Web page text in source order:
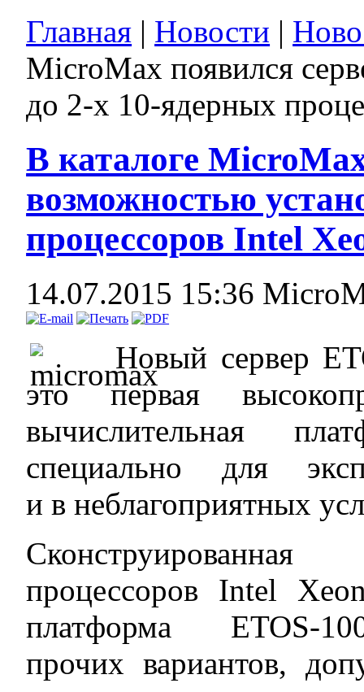
Главная | Новости |
MicroMax появился
до 2-х 10-ядерных
В каталоге
возможностью
процессоров Intel
14.07.2015 15:36
Новый сервер
это первая
вычислительная
специально для
и в неблагоприятных
процессоров Intel
платформа ETOS-
прочих вариантов,